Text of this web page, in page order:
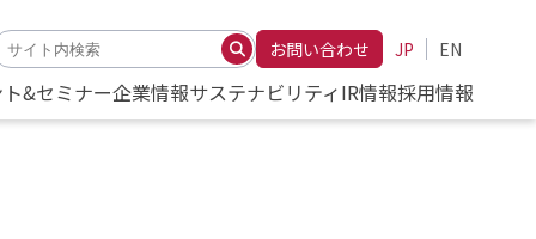
お問い合わせ JP EN
&セミナー企業情報サステナビリティIR情報採用情報